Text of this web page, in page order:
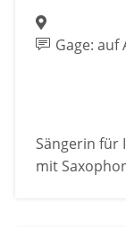
Gage: auf
Sängerin für
mit